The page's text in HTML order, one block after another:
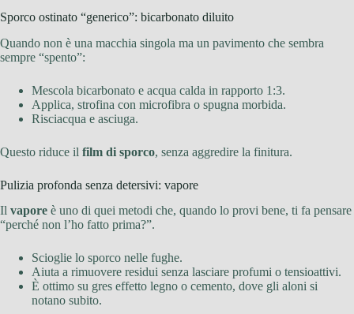
Sporco ostinato “generico”: bicarbonato diluito
Quando non è una macchia singola ma un pavimento che sembra
sempre “spento”:
Mescola bicarbonato e acqua calda in rapporto 1:3.
Applica, strofina con microfibra o spugna morbida.
Risciacqua e asciuga.
Questo riduce il film di sporco, senza aggredire la finitura.
Pulizia profonda senza detersivi: vapore
Il vapore è uno di quei metodi che, quando lo provi bene, ti fa pensare
“perché non l’ho fatto prima?”.
Scioglie lo sporco nelle fughe.
Aiuta a rimuovere residui senza lasciare profumi o tensioattivi.
È ottimo su gres effetto legno o cemento, dove gli aloni si
notano subito.